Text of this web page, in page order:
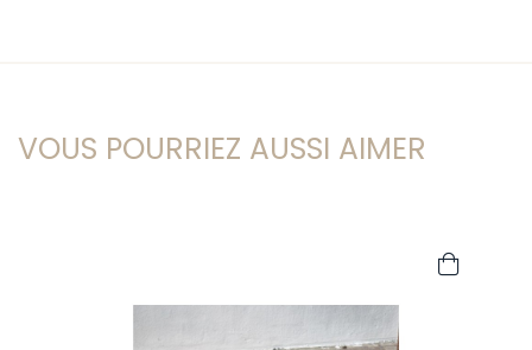
VOUS POURRIEZ AUSSI AIMER